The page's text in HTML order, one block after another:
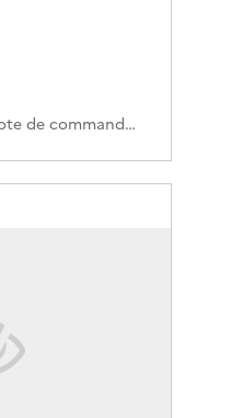
1460INVA/173 (Cote de commande)